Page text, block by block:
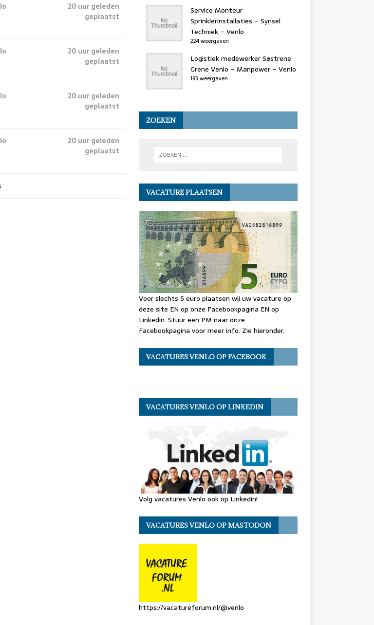
20 uur geleden
geplaatst
20 uur geleden
geplaatst
20 uur geleden
geplaatst
20 uur geleden
geplaatst
Service Monteur
Sprinklerinstallaties – Synsel
Techniek – Venlo
224 weergaven
Logistiek medewerker Søstrene
Grene Venlo – Manpower – Venlo
193 weergaven
ZOEKEN
VACATURE PLAATSEN
Voor slechts 5 euro plaatsen wij uw vacature op
deze site EN op onze Facebookpagina EN op
Linkedin. Stuur een PM naar onze
Facebookpagina voor meer info. Zie hieronder.
VACATURES VENLO OP FACEBOOK
VACATURES VENLO OP LINKEDIN
Volg vacatures Venlo ook op Linkedin!
VACATURES VENLO OP MASTODON
https://vacatureforum.nl/@venlo